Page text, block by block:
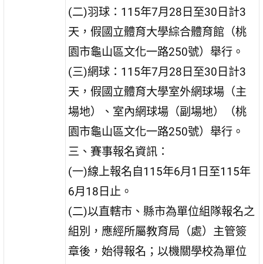
(二)羽球：115年7月28日至30日計3
天，假國立體育大學綜合體育館（桃
園市龜山區文化一路250號）舉行。
(三)網球：115年7月28日至30日計3
天，假國立體育大學室外網球場（主
場地）、室內網球場（副場地）（桃
園市龜山區文化一路250號）舉行。
三、賽事報名資訊：
(一)線上報名自115年6月1日至115年
6月18日止。
(二)以直轄市、縣市為單位組隊報名之
組別，應經所屬教育局（處）主管簽
章後，始得報名；以機關學校為單位